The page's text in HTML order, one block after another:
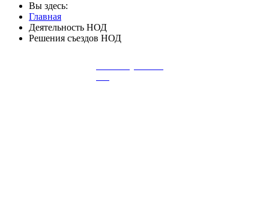
Вы здесь:
Главная
Деятельность НОД
Решения съездов НОД